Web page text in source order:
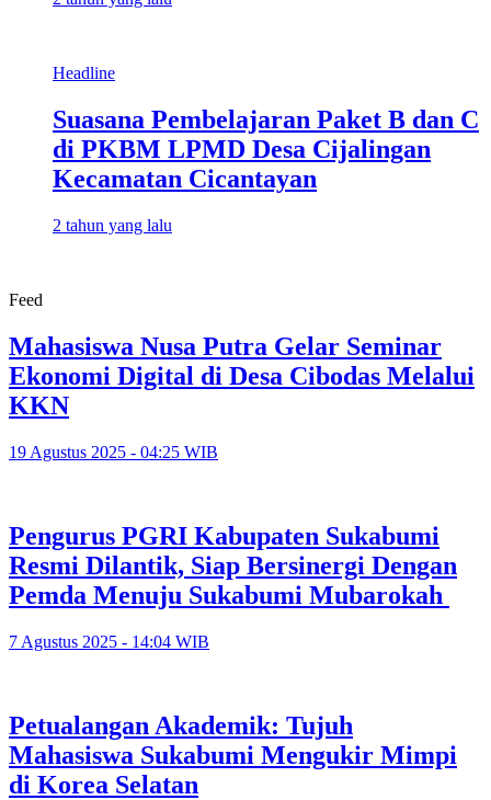
Headline
Suasana Pembelajaran Paket B dan C
di PKBM LPMD Desa Cijalingan
Kecamatan Cicantayan
2 tahun yang lalu
Feed
Mahasiswa Nusa Putra Gelar Seminar
Ekonomi Digital di Desa Cibodas Melalui
KKN
19 Agustus 2025 - 04:25 WIB
Pengurus PGRI Kabupaten Sukabumi
Resmi Dilantik, Siap Bersinergi Dengan
Pemda Menuju Sukabumi Mubarokah
7 Agustus 2025 - 14:04 WIB
Petualangan Akademik: Tujuh
Mahasiswa Sukabumi Mengukir Mimpi
di Korea Selatan